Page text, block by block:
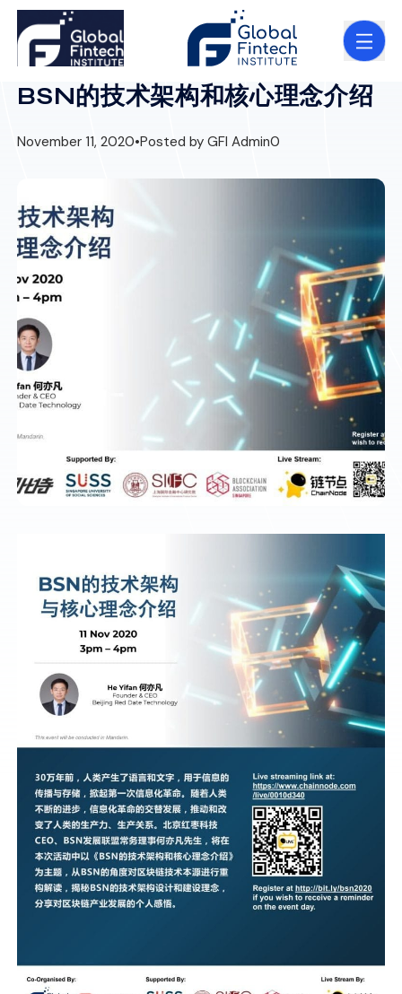
BSN的技术架构和核心理念介绍
November 11, 2020•Posted by GFI Admin0